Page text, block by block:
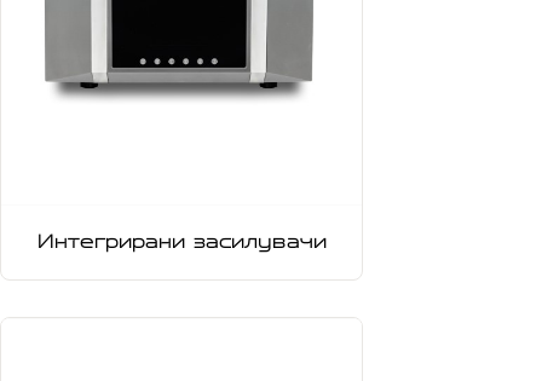
Интегрирани засилувачи